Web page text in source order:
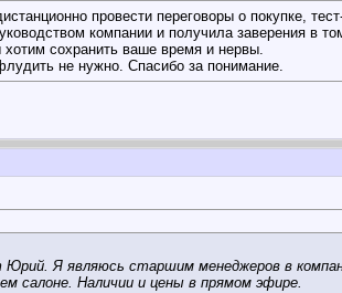
провести переговоры о покупке,
компании и получила заверения в
хотим сохранить ваше время и нервы.
не нужно. Спасибо за понимание.
Я являюсь старшим менеджеров в
салоне. Наличии и цены в прямом эфире.